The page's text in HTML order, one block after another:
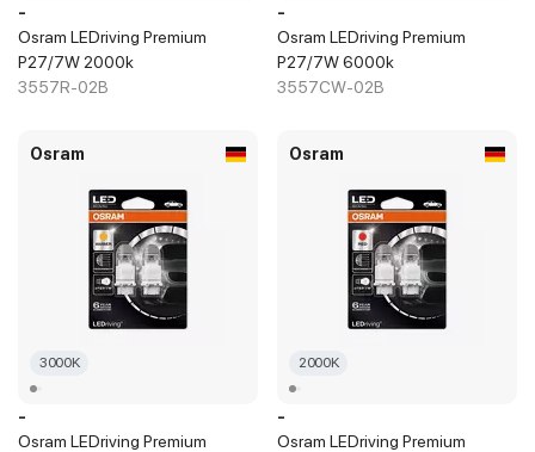
-
Osram LEDriving Premium
P27/7W 2000k
3557R-02B
-
Osram LEDriving Premium
P27/7W 6000k
3557CW-02B
Osram
3000K
-
Osram LEDriving Premium
Osram
2000K
-
Osram LEDriving Premium